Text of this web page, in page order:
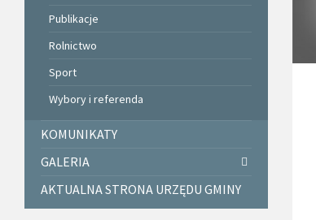
Publikacje
Rolnictwo
Sport
Wybory i referenda
KOMUNIKATY
GALERIA
AKTUALNA STRONA URZĘDU GMINY